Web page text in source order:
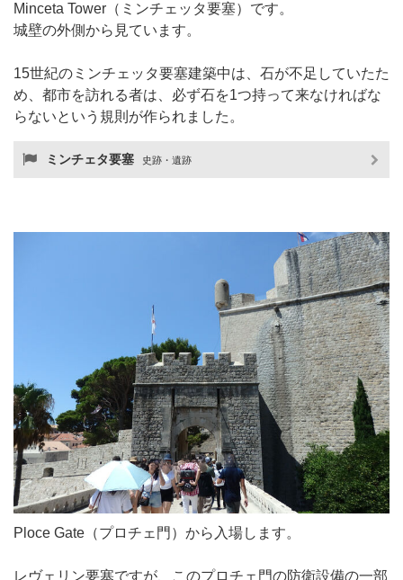
Minceta Tower（ミンチェッタ要塞）です。
城壁の外側から見ています。
15世紀のミンチェッタ要塞建築中は、石が不足していたた
め、都市を訪れる者は、必ず石を1つ持って来なければな
らないという規則が作られました。
ミンチェタ要塞 史跡・遺跡
Ploce Gate（プロチェ門）から入場します。
レヴェリン要塞ですが、このプロチェ門の防衛設備の一部